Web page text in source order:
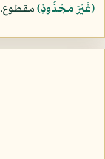
﴿غَيْرَ مَجْذُوذٍ﴾مقطوع.